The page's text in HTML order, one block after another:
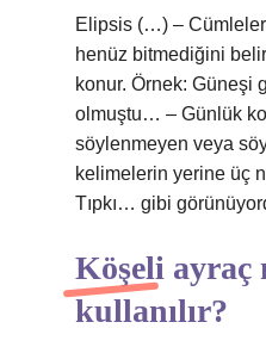
Elipsis (…) –
henüz bitmediğini
konur. Örnek: Güneşi
olmuştu… – Günlük
söylenmeyen veya
kelimelerin yerine üç
Tıpkı… gibi
Köşeli ayraç
kullanılır?